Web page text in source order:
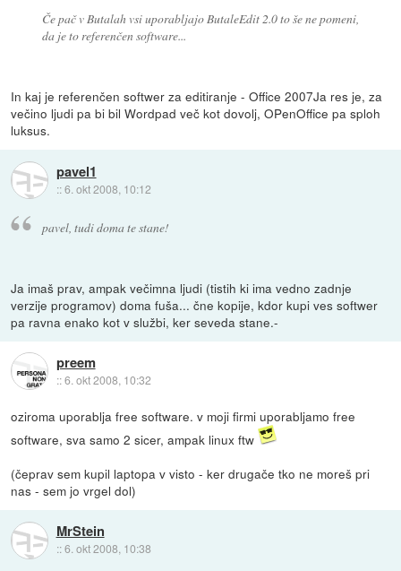
Če pač v Butalah vsi uporabljajo ButaleEdit 2.0 to še ne pomeni,
da je to referenčen software...
In kaj je referenčen softwer za editiranje - Office 2007Ja res je, za
večino ljudi pa bi bil Wordpad več kot dovolj, OPenOffice pa sploh
luksus.
pavel1
::6. okt 2008, 10:12
pavel, tudi doma te stane!
Ja imaš prav, ampak večimna ljudi (tistih ki ima vedno zadnje
verzije programov) doma fuša... čne kopije, kdor kupi ves softwer
pa ravna enako kot v službi, ker seveda stane.-
preem
::6. okt 2008, 10:32
oziroma uporablja free software. v moji firmi uporabljamo free
software, sva samo 2 sicer, ampak linux ftw
(čeprav sem kupil laptopa v visto - ker drugače tko ne moreš pri
nas - sem jo vrgel dol)
MrStein
::6. okt 2008, 10:38